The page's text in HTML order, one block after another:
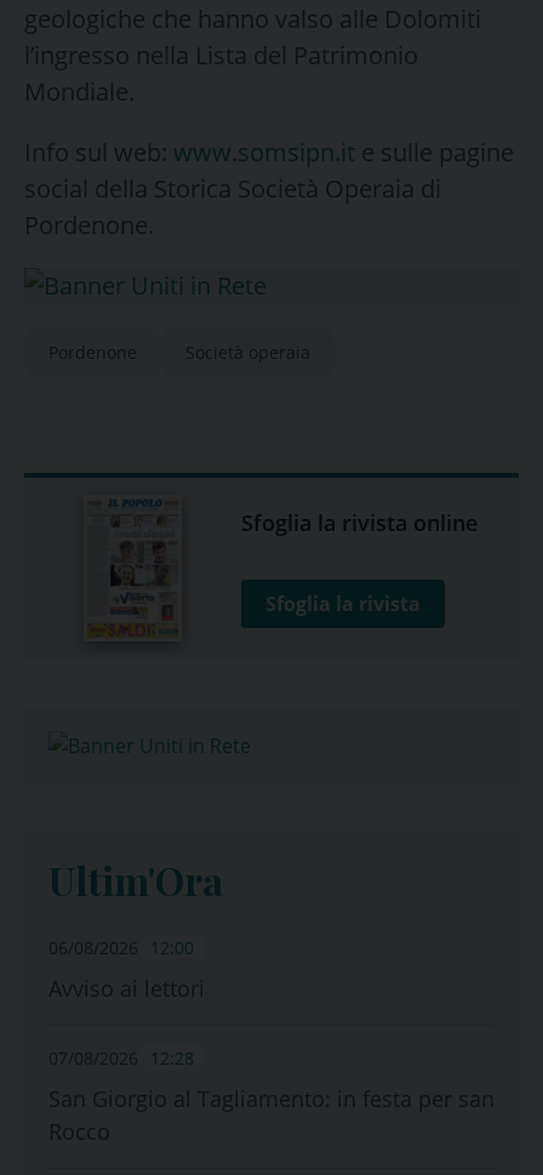
geologiche che hanno valso alle Dolomiti
l’ingresso nella Lista del Patrimonio
Mondiale.
Info sul web: www.somsipn.it e sulle pagine
social della Storica Società Operaia di
Pordenone.
Pordenone Società operaia
Sfoglia la rivista online
Sfoglia la rivista
Ultim'Ora
06/08/2026 12:00
Avviso ai lettori
07/08/2026 12:28
San Giorgio al Tagliamento: in festa per san
Rocco